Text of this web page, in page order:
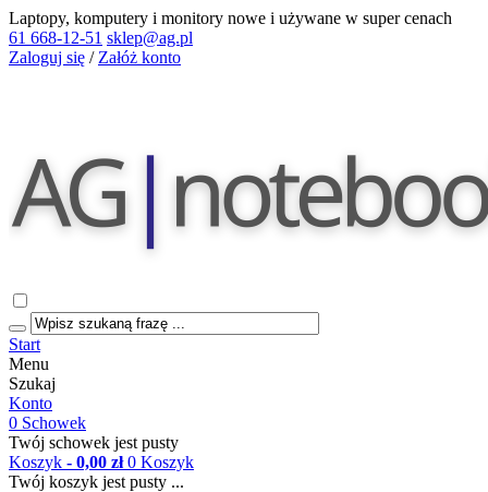
Laptopy, komputery i monitory nowe i używane w super cenach
61 668-12-51 sklep@ag.pl
Zaloguj się / Załóż konto
Start
Menu
Szukaj
Konto
0 Schowek
Twój schowek jest pusty
Koszyk - 0,00 zł 0 Koszyk
Twój koszyk jest pusty ...